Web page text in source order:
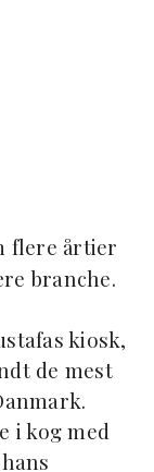
flere årtier
branche.
kiosk,
de mest
i kog med